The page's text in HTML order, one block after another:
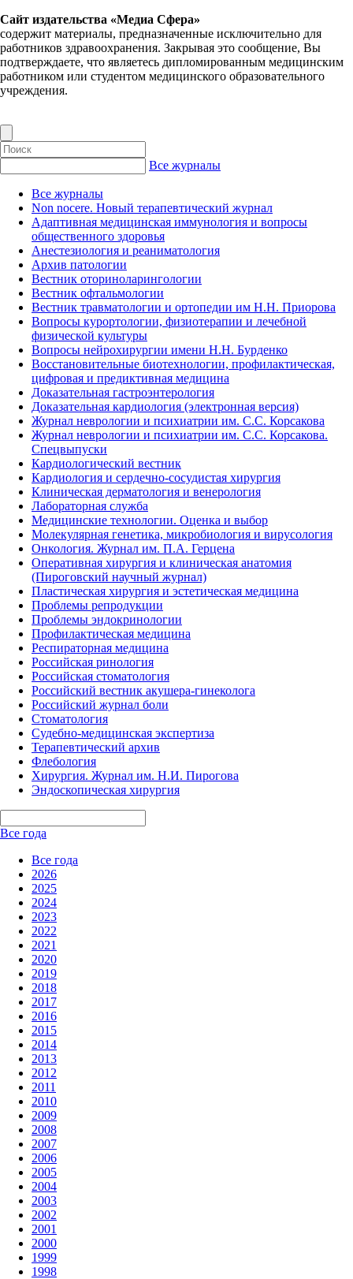
Сайт издательства «Медиа Сфера»
содержит материалы, предназначенные исключительно для
работников здравоохранения. Закрывая это сообщение, Вы
подтверждаете, что являетесь дипломированным медицинским
работником или студентом медицинского образовательного
учреждения.
Все журналы
Все журналы
Non nocere. Новый терапевтический журнал
Адаптивная медицинская иммунология и вопросы
общественного здоровья
Анестезиология и реаниматология
Архив патологии
Вестник оториноларингологии
Вестник офтальмологии
Вестник травматологии и ортопедии им Н.Н. Приорова
Вопросы курортологии, физиотерапии и лечебной
физической культуры
Вопросы нейрохирургии имени Н.Н. Бурденко
Восстановительные биотехнологии, профилактическая,
цифровая и предиктивная медицина
Доказательная гастроэнтерология
Доказательная кардиология (электронная версия)
Журнал неврологии и психиатрии им. С.С. Корсакова
Журнал неврологии и психиатрии им. С.С. Корсакова.
Спецвыпуски
Кардиологический вестник
Кардиология и сердечно-сосудистая хирургия
Клиническая дерматология и венерология
Лабораторная служба
Медицинские технологии. Оценка и выбор
Молекулярная генетика, микробиология и вирусология
Онкология. Журнал им. П.А. Герцена
Оперативная хирургия и клиническая анатомия
(Пироговский научный журнал)
Пластическая хирургия и эстетическая медицина
Проблемы репродукции
Проблемы эндокринологии
Профилактическая медицина
Респираторная медицина
Российская ринология
Российская стоматология
Российский вестник акушера-гинеколога
Российский журнал боли
Стоматология
Судебно-медицинская экспертиза
Терапевтический архив
Флебология
Хирургия. Журнал им. Н.И. Пирогова
Эндоскопическая хирургия
Все года
Все года
2026
2025
2024
2023
2022
2021
2020
2019
2018
2017
2016
2015
2014
2013
2012
2011
2010
2009
2008
2007
2006
2005
2004
2003
2002
2001
2000
1999
1998